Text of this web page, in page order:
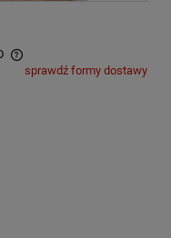
płatności
sprawdź formy dostawy